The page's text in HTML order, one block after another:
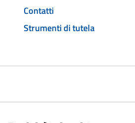
Contatti
Strumenti di tutela